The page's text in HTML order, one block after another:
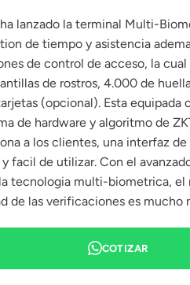
lanzado la terminal Multi-
de tiempo y asistencia
de control de acceso, la cual
de rostros, 4.000 de
(opcional). Esta equipada
de hardware y algoritmo de
a los clientes, una interfaz de
facil de utilizar. Con el
tecnologia multi-biometrica, el
de las verificaciones es mucho
COTIZAR